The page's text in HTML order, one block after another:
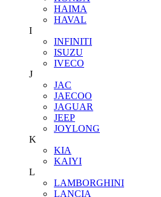
HAIMA
HAVAL
I
INFINITI
ISUZU
IVECO
J
JAC
JAECOO
JAGUAR
JEEP
JOYLONG
K
KIA
KAIYI
L
LAMBORGHINI
LANCIA